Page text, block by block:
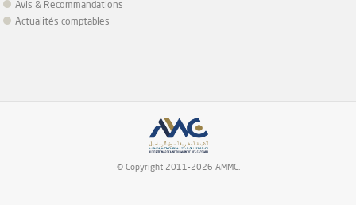
Avis & Recommandations
Actualités comptables
© Copyright 2011-2026 AMMC.